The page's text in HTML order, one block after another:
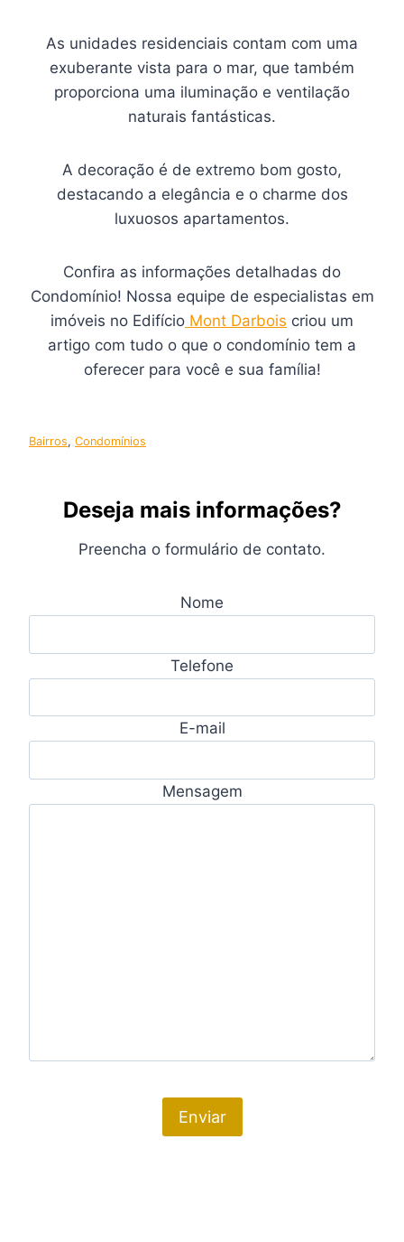
As unidades residenciais contam com uma
exuberante vista para o mar, que também
proporciona uma iluminação e ventilação
naturais fantásticas.
A decoração é de extremo bom gosto,
destacando a elegância e o charme dos
luxuosos apartamentos.
Confira as informações detalhadas do
Condomínio! Nossa equipe de especialistas em
imóveis no Edifício Mont Darbois criou um
artigo com tudo o que o condomínio tem a
oferecer para você e sua família!
Bairros, Condomínios
Deseja mais informações?
Preencha o formulário de contato.
Nome
Telefone
E-mail
Mensagem